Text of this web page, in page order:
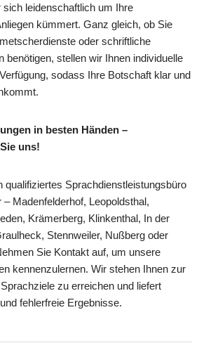
sich leidenschaftlich um Ihre
kümmert. Ganz gleich, ob Sie
oder schriftliche
benötigen, stellen wir Ihnen individuelle
sodass Ihre Botschaft klar und
in besten Händen –
uns!
qualifiziertes Sprachdienstleistungsbüro
– Madenfelderhof, Leopoldsthal,
Krämerberg, Klinkenthal, In der
Stennweiler, Nußberg oder
Sie Kontakt auf, um unsere
kennenzulernen. Wir stehen Ihnen zur
zu erreichen und liefert
fehlerfreie Ergebnisse.